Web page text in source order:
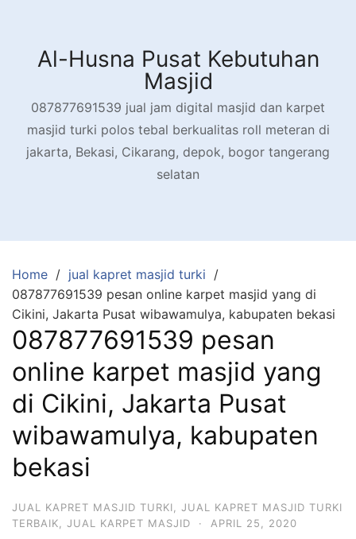
contentAl-Husna Pusat Kebutuhan
Masjid
087877691539 jual jam digital masjid dan karpet
masjid turki polos tebal berkualitas roll meteran di
jakarta, Bekasi, Cikarang, depok, bogor tangerang
selatan
Home
jual kapret masjid turki
087877691539 pesan online karpet masjid yang di
Cikini, Jakarta Pusat wibawamulya, kabupaten bekasi
087877691539 pesan
online karpet masjid yang
di Cikini, Jakarta Pusat
wibawamulya, kabupaten
bekasi
JUAL KAPRET MASJID TURKI
JUAL KAPRET MASJID TURKI
TERBAIK
JUAL KARPET MASJID · APRIL 25, 2020